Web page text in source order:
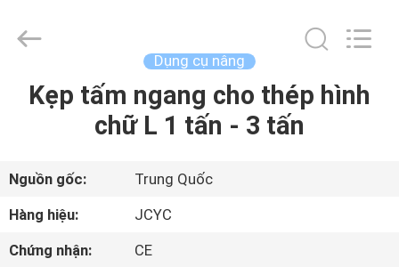
TRANG
CÁC
SẢN
PHẨM
Crane
Machinery
Reserved.
Dụng cụ nâng
Kẹp tấm ngang cho thép hình
chữ L 1 tấn - 3 tấn
Nguồn gốc:
Trung Quốc
Hàng hiệu:
JCYC
Chứng nhận:
CE